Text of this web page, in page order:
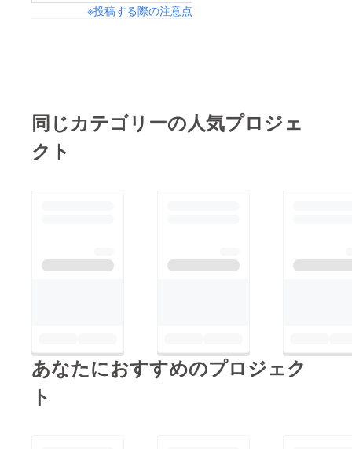
いて皆様からのご支援
※投稿する際の注意点
同じカテゴリーの人気プロジェ
クト
あなたにおすすめのプロジェク
ト